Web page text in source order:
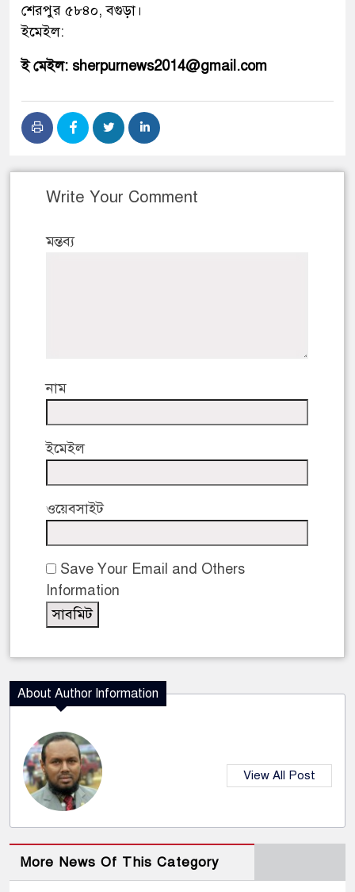
শেরপুর ৫৮৪০, বগুড়া।
ইমেইল:
ই মেইল: sherpurnews2014@gmail.com
Write Your Comment
মন্তব্য
নাম
ইমেইল
ওয়েবসাইট
Save Your Email and Others
Information
About Author Information
View All Post
More News Of This Category